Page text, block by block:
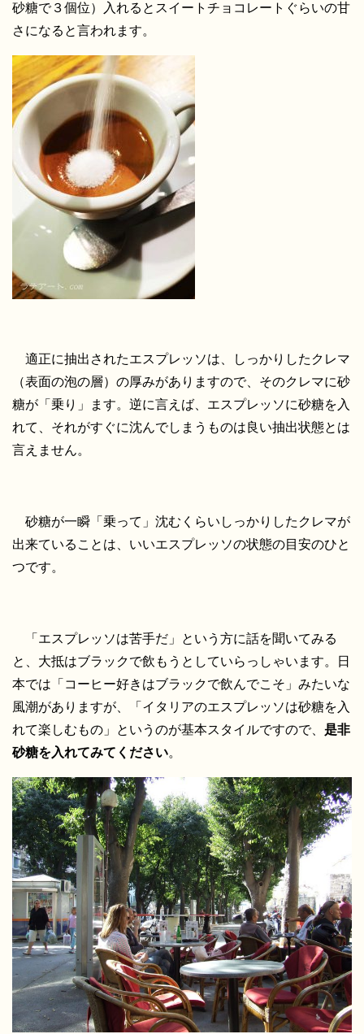
砂糖で３個位）入れるとスイートチョコレートぐらいの甘
さになると言われます。
適正に抽出されたエスプレッソは、しっかりしたクレマ
（表面の泡の層）の厚みがありますので、そのクレマに砂
糖が「乗り」ます。逆に言えば、エスプレッソに砂糖を入
れて、それがすぐに沈んでしまうものは良い抽出状態とは
言えません。
砂糖が一瞬「乗って」沈むくらいしっかりしたクレマが
出来ていることは、いいエスプレッソの状態の目安のひと
つです。
「エスプレッソは苦手だ」という方に話を聞いてみる
と、大抵はブラックで飲もうとしていらっしゃいます。日
本では「コーヒー好きはブラックで飲んでこそ」みたいな
風潮がありますが、「イタリアのエスプレッソは砂糖を入
れて楽しむもの」というのが基本スタイルですので、 是非
砂糖を入れてみてください。